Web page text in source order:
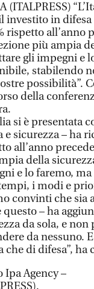
(ITALPRESS)
investito in
rispetto all’anno
più ampia
gli impegni e
stabilendo
possibilità”.
della
si è presentata
e sicurezza – ha
all’anno
della
e lo faremo,
i modi e
convinti che sia
questo – ha
da sola, e
da nessuno.
che di difesa”, ha
Ipa Agency –